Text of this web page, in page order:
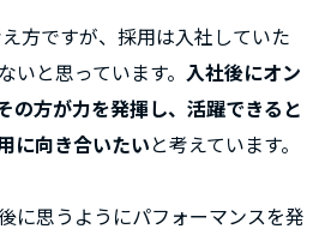
方ですが、採用は入社していた
いと思っています。 入社後にオン
の方が力を発揮し、活躍できると
に向き合いたいと考えています。
に思うようにパフォーマンスを発